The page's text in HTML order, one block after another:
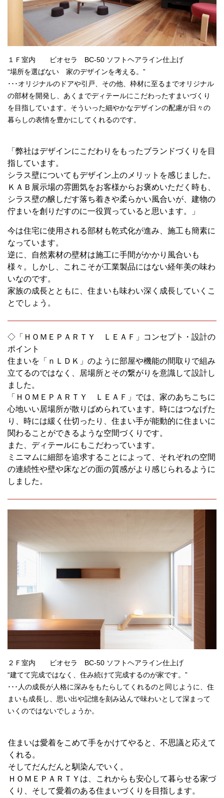
１Ｆ室内 ビオセラ BC-50 ソフトヘアライン仕上げ
“場所を選ばない 家のデザインを考える。”
･･･オリジナルのドアや引戸、その他、枠材に至るまでオリジナル
の部材を開発し、あくまでディテールにこだわったすまいづくり
を目指しています。そういった細やかなデザインの配慮が日々の
暮らしの表情を豊かにしてくれるのです。
「弊社はデザインにこだわりをもったブランドづくりを目
指しています。
シラス壁についてもデザイン上のメリットを感じました。
ＫＡＢ展示場の雰囲気をお客様からお褒めいただく時も、
シラス壁の醸しだす落ち着きや柔らかい風合いが、建物の
佇まいを創りだすのに一役買っていると思います。」
今は住宅に使用される部材も乾式化が進み、施工も簡素に
なっています。
逆に、自然素材の壁材は施工に手間がかかり風合いも
様々。しかし、これこそが工業製品にはない経年美の味わ
いなのです。
家族の成長とともに、住まいも味わい深く成長していくこ
とでしょう。
◇「ＨＯＭＥＰＡＲＴＹ ＬＥＡＦ」コンセプト・設計の
ポイント
住まいを「ｎＬＤＫ」のように部屋や機能の間取りで組み
立てるのではなく、居場所とその繋がりを意識して設計し
ました。
「ＨＯＭＥＰＡＲＴＹ ＬＥＡＦ」では、家のあちこちに
心地いい居場所が散りばめられています。時にはつなげた
り、時には緩く仕切ったり、住まい手が能動的に住まいに
関わることができるような空間づくりです。
また、ディテールにもこだわっています。
ミニマムに細部を追求することによって、それぞれの空間
の連続性や壁や床などの面の質感がより感じられるように
しました。
２Ｆ室内 ビオセラ BC-50 ソフトヘアライン仕上げ
“建てて完成ではなく、住み続けて完成するのが家です。”
･･･人の成長が人格に深みをもたらしてくれるのと同じように、住
まいも成長し、思い出や記憶を刻み込んで味わいとして深まって
いくのではないでしょうか。
住まいは愛着をこめて手をかけてやると、不思議と応えて
くれる。
そしてだんだんと馴染んでいく。
ＨＯＭＥＰＡＲＴＹは、これからも安心して暮らせる家づ
くり、そして愛着のある住まいづくりを目指します。